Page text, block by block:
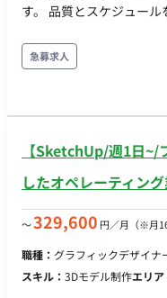
す。 品質とスケジュー
です。 ■業務内容・担当
制作】 ・ロゴデザイン、
制作 ・UIパーツやビジ
ト 【クオリティコント
終チェックおよび改善提
【進行管理・折衝業務】
調整業務 担当工程：要
環境 プログラミング言語
き方 ・稼働量：週5日 ・
急募求人
【SketchUp/週1日
したオペレーティン
〜329,600 円／月 （※月
職種： グラフィックデザイナ
スキル： 3Dモデル制作エリア